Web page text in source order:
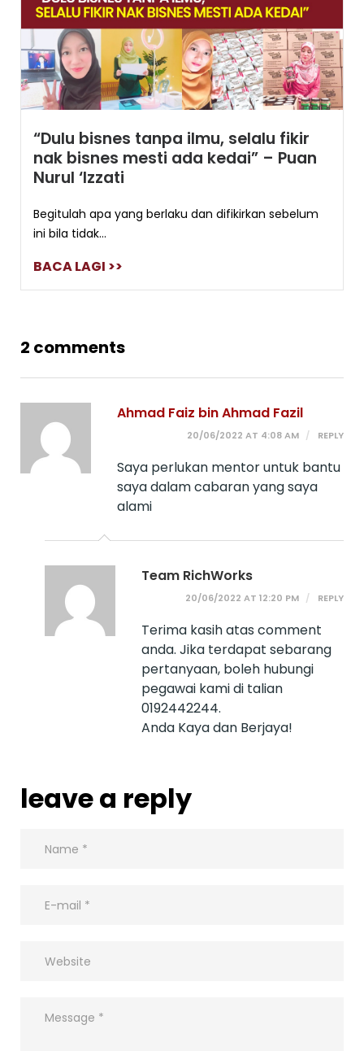
“Dulu bisnes tanpa ilmu, selalu fikir
nak bisnes mesti ada kedai” – Puan
Nurul ‘Izzati
Begitulah apa yang berlaku dan difikirkan sebelum
ini bila tidak...
BACA LAGI >>
2 comments
Ahmad Faiz bin Ahmad Fazil
20/06/2022 AT 4:08 AM REPLY
Saya perlukan mentor untuk bantu
saya dalam cabaran yang saya
alami
Team RichWorks
20/06/2022 AT 12:20 PM REPLY
Terima kasih atas comment
anda. Jika terdapat sebarang
pertanyaan, boleh hubungi
pegawai kami di talian
0192442244.
Anda Kaya dan Berjaya!
leave a reply